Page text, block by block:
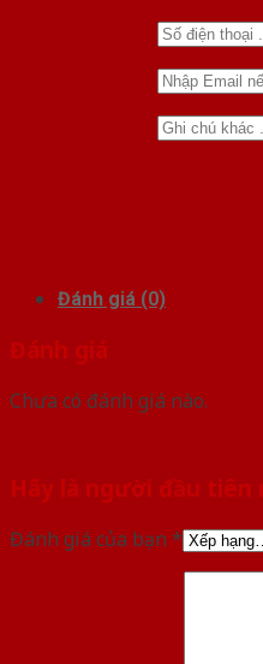
Đánh giá (0)
Đánh giá
Chưa có đánh giá nào.
Hãy là người đầu tiên
Đánh giá của bạn *